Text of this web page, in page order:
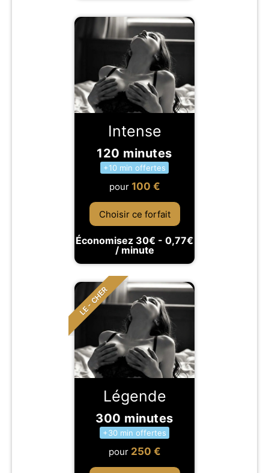
Intense
120 minutes
+10 min offertes
pour 100 €
Choisir ce forfait
Économisez 30€ - 0,77€
/ minute
LE - CHER
Légende
300 minutes
+30 min offertes
pour 250 €